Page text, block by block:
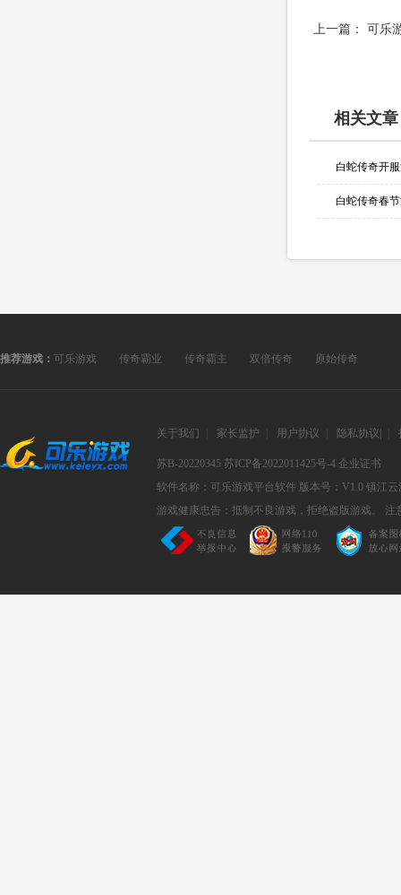
上一篇： 可乐
相关文章
白蛇传奇开
白蛇传奇春
推荐游戏： 可乐游戏 传奇霸业 传奇霸主 双倍传奇 原始传奇
关于我们 家长监护 用户协议 隐私协议
苏B-20220345 苏ICP备2022011425号-4 企业证书
软件名称：可乐游戏平台软件 版本号：V1.0 镇江云
游戏健康忠告：抵制不良游戏，拒绝盗版游戏。